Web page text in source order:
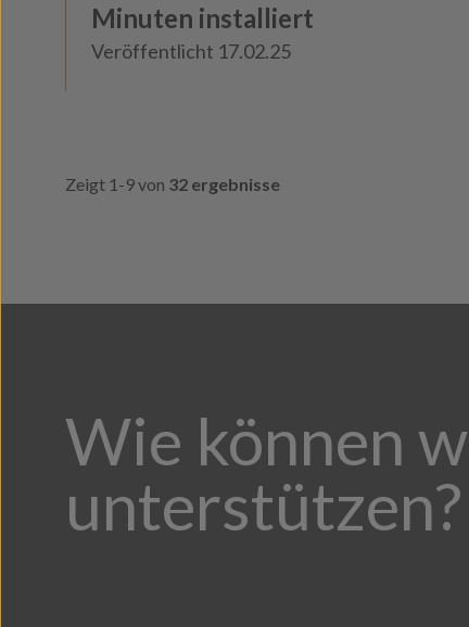
Minuten installiert
Veröffentlicht 17.02.25
Zeigt 1-9 von 32 ergebnisse
Wie können
unterstützen?